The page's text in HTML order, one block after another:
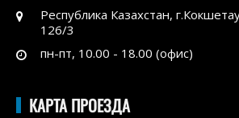
Республика Казахстан,
126/3
пн-пт, 10.00 - 18.00 (офис)
КАРТА ПРОЕЗДА